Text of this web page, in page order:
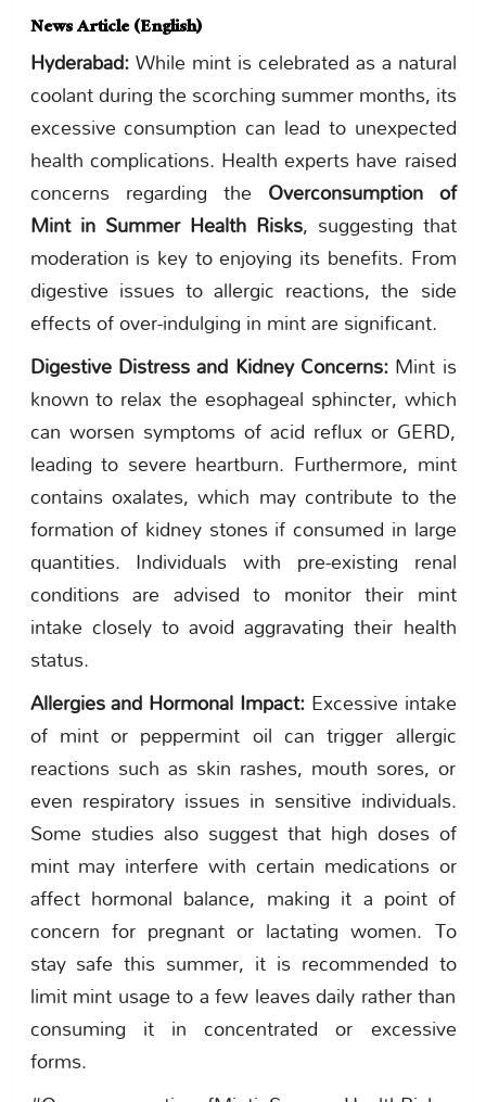
News Article (English)
Hyderabad:While mint is celebrated as a natural
coolant during the scorching summer months, its
excessive consumption can lead to unexpected
health complications. Health experts have raised
concerns regarding the Overconsumption of
Mint in Summer Health Risks, suggesting that
moderation is key to enjoying its benefits. From
digestive issues to allergic reactions, the side
effects of over-indulging in mint are significant.
Digestive Distress and Kidney Concerns:Mint is
known to relax the esophageal sphincter, which
can worsen symptoms of acid reflux or GERD,
leading to severe heartburn. Furthermore, mint
contains oxalates, which may contribute to the
formation of kidney stones if consumed in large
quantities. Individuals with pre-existing renal
conditions are advised to monitor their mint
intake closely to avoid aggravating their health
status.
Allergies and Hormonal Impact:Excessive intake
of mint or peppermint oil can trigger allergic
reactions such as skin rashes, mouth sores, or
even respiratory issues in sensitive individuals.
Some studies also suggest that high doses of
mint may interfere with certain medications or
affect hormonal balance, making it a point of
concern for pregnant or lactating women. To
stay safe this summer, it is recommended to
limit mint usage to a few leaves daily rather than
consuming it in concentrated or excessive
forms.